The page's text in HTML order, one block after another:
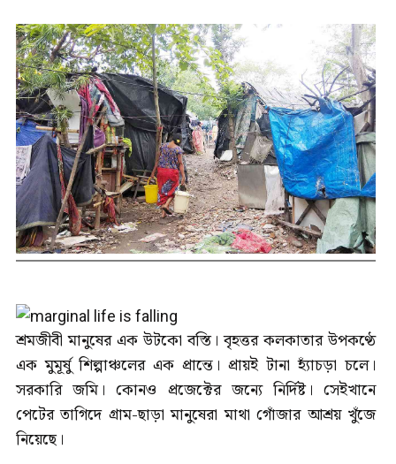
শ্রমজীবী মানুষের এক উটকো বস্তি। বৃহত্তর কলকাতার উপকণ্ঠে
এক মুমূর্ষু শিল্পাঞ্চলের এক প্রান্তে। প্রায়ই টানা হ্যাঁচড়া চলে।
সরকারি জমি। কোনও প্রজেক্টের জন্যে নির্দিষ্ট। সেইখানে
পেটের তাগিদে গ্রাম-ছাড়া মানুষেরা মাথা গোঁজার আশ্রয় খুঁজে
নিয়েছে।